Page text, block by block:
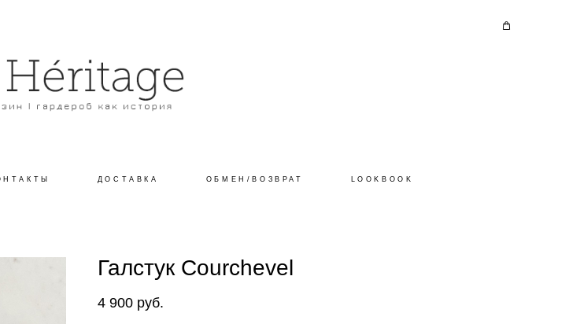
ДОСТАВКА ОБМЕН/ВОЗВРАТ LOOKBOOK
Галстук Courchevel
4 900 pуб.